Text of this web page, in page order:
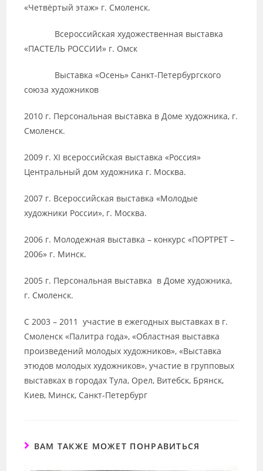
«Четвёртый этаж» г. Смоленск.
Всероссийская художественная выставка
«ПАСТЕЛЬ РОССИИ» г. Омск
Выставка «Осень» Санкт-Петербургского
союза художников
2010 г. Персональная выставка в Доме художника, г.
Смоленск.
2009 г. ХI всероссийская выставка «Россия»
Центральный дом художника г. Москва.
2007 г. Всероссийская выставка «Молодые
художники России», г. Москва.
2006 г. Молодежная выставка – конкурс «ПОРТРЕТ –
2006» г. Минск.
2005 г. Персональная выставка в Доме художника,
г. Смоленск.
С 2003 – 2011 участие в ежегодных выставках в г.
Смоленск «Палитра года», «Областная выставка
произведений молодых художников», «Выставка
этюдов молодых художников», участие в групповых
выставках в городах Тула, Орел, Витебск, Брянск,
Киев, Минск, Санкт-Петербург
ВАМ ТАКЖЕ МОЖЕТ ПОНРАВИТЬСЯ